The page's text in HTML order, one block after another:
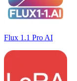
Flux 1.1 Pro AI